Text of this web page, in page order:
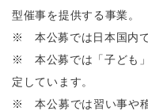
型催事を提供する事業。
※
本公募では日本国内
※
本公募では「子ども
定しています。
※ 本公募では習い事や